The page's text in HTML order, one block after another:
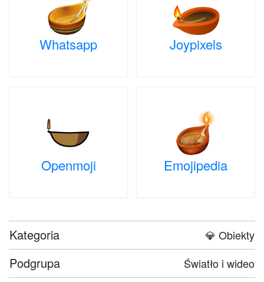
Whatsapp Joypixels
Openmoji Emojipedia
Kategoria 💎 Obiekty
Podgrupa Światło i wideo